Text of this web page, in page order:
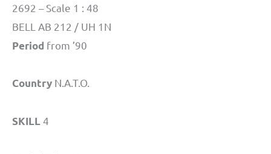
2692 – Scale 1 : 48
BELL AB 212 / UH 1N
Period from ’90
Country N.A.T.O.
SKILL4